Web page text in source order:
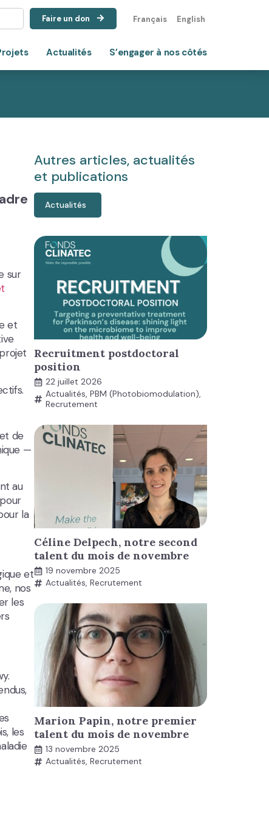
Faire un don Français English
Actualités S’engager à nos côtés
sur
et
de
—
au
la
et
nos
les
les
Autres articles, actualités
et publications
Actualités
Recruitment postdoctoral
position
22 juillet 2026
Actualités, PBM (Photobiomodulation),
Recrutement
Céline Delpech, notre second
talent du mois de novembre
19 novembre 2025
Actualités, Recrutement
Marion Papin, notre premier
talent du mois de novembre
13 novembre 2025
Actualités, Recrutement